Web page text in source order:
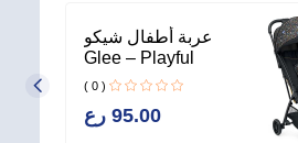
عربة أطفال شيكو
Glee – Playful
Black
( 0 )
95.00 رع